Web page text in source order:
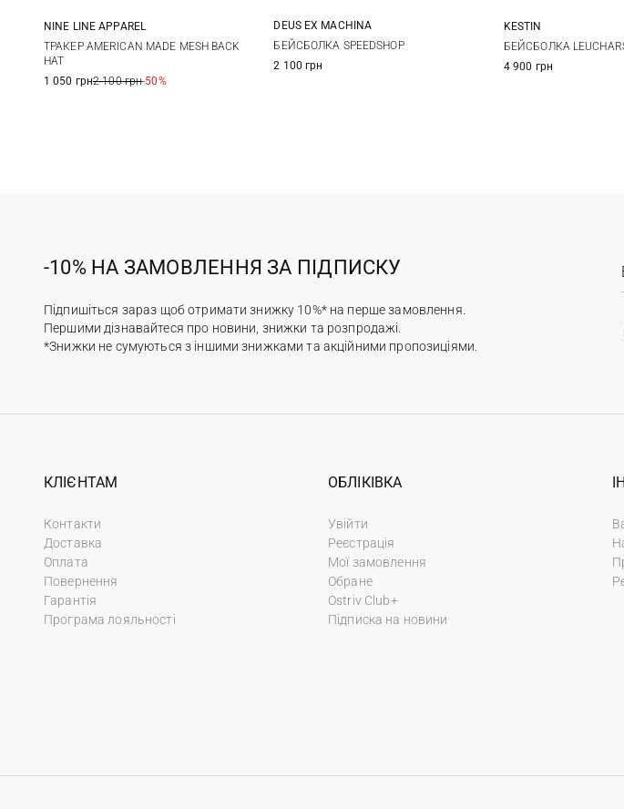
One size
NINE LINE APPAREL
ТРАКЕР AMERICAN MADE MESH BACK
HAT
1 050 грн2 100 грн-50%
One size
DEUS EX MACHINА
БЕЙСБОЛКА SPEEDSHOP
2 100 грн
M
KESTIN
БЕЙСБОЛКА
4 900 грн
-10% НА ЗАМОВЛЕННЯ ЗА ПІДПИСКУ
Підпишіться зараз щоб отримати знижку 10%* на перше замовлення.
Першими дізнавайтеся про новини, знижки та розпродажі.
*Знижки не сумуються з іншими знижками та акційними пропозиціями.
КЛІЄНТАМ
Контакти
Доставка
Оплата
Повернення
Гарантія
Програма лояльності
ОБЛІКІВКА
Увійти
Реєстрація
Мої замовлення
Обране
Ostriv Club+
Підписка на новини